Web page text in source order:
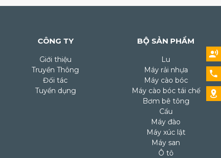
CÔNG TY
Giới thiệu
Truyền Thông
Đối tác
Tuyển dụng
BỘ SẢN PHẨM
Lu
Máy rải nhựa
Máy cào bóc
Máy cào bóc tái chế
Bơm bê tông
Cẩu
Máy đào
Máy xúc lật
Máy san
Ô tô